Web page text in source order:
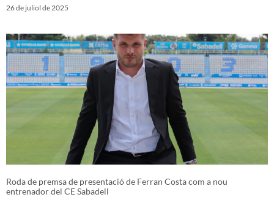
26 de juliol de 2025
Roda de premsa de presentació de Ferran Costa com a nou
entrenador del CE Sabadell